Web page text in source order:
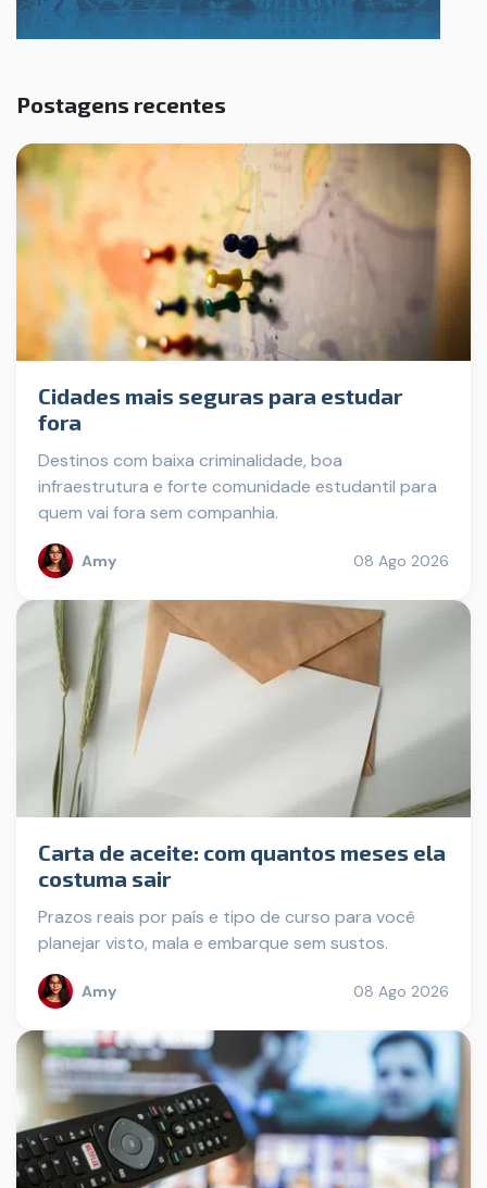
Postagens recentes
Cidades mais seguras para estudar
fora
Destinos com baixa criminalidade, boa
infraestrutura e forte comunidade estudantil para
quem vai fora sem companhia.
Amy 08 Ago 2026
Carta de aceite: com quantos meses ela
costuma sair
Prazos reais por país e tipo de curso para você
planejar visto, mala e embarque sem sustos.
Amy 08 Ago 2026